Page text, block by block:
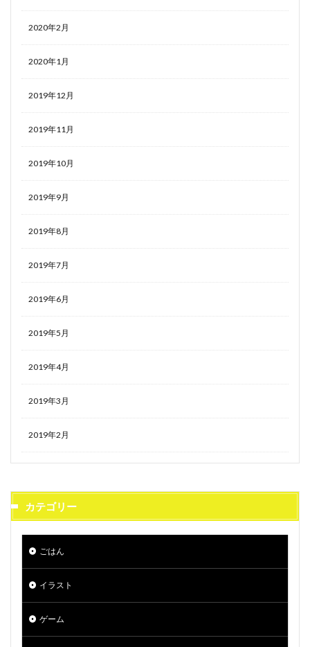
2020年2月
2020年1月
2019年12月
2019年11月
2019年10月
2019年9月
2019年8月
2019年7月
2019年6月
2019年5月
2019年4月
2019年3月
2019年2月
カテゴリー
ごはん
イラスト
ゲーム